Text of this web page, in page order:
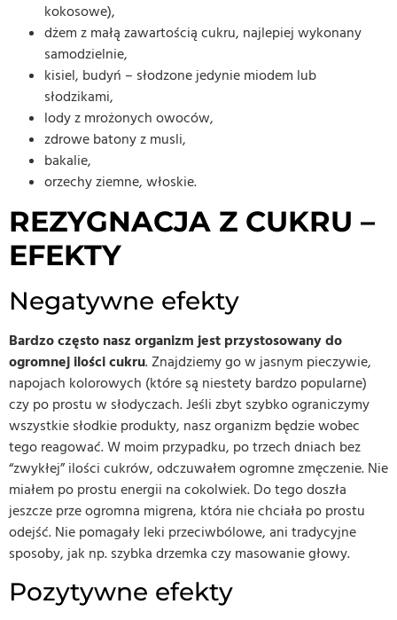
kokosowe),
dżem z małą zawartością cukru, najlepiej wykonany
samodzielnie,
kisiel, budyń – słodzone jedynie miodem lub
słodzikami,
lody z mrożonych owoców,
zdrowe batony z musli,
bakalie,
orzechy ziemne, włoskie.
REZYGNACJA Z CUKRU –
EFEKTY
Negatywne efekty
Bardzo często nasz organizm jest przystosowany do
ogromnej ilości cukru. Znajdziemy go w jasnym pieczywie,
napojach kolorowych (które są niestety bardzo popularne)
czy po prostu w słodyczach. Jeśli zbyt szybko ograniczymy
wszystkie słodkie produkty, nasz organizm będzie wobec
tego reagować. W moim przypadku, po trzech dniach bez
“zwykłej” ilości cukrów, odczuwałem ogromne zmęczenie. Nie
miałem po prostu energii na cokolwiek. Do tego doszła
jeszcze prze ogromna migrena, która nie chciała po prostu
odejść. Nie pomagały leki przeciwbólowe, ani tradycyjne
sposoby, jak np. szybka drzemka czy masowanie głowy.
Pozytywne efekty